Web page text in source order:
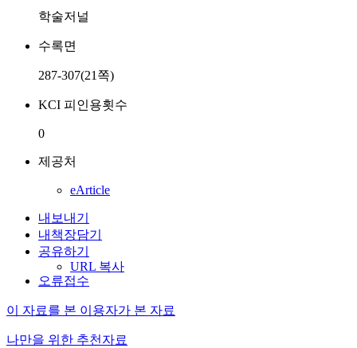
학술저널
수록면
287-307(21쪽)
KCI 피인용횟수
0
제공처
eArticle
내보내기
내책장담기
공유하기
URL 복사
오류접수
이 자료를 본 이용자가 본 자료
나만을 위한 추천자료